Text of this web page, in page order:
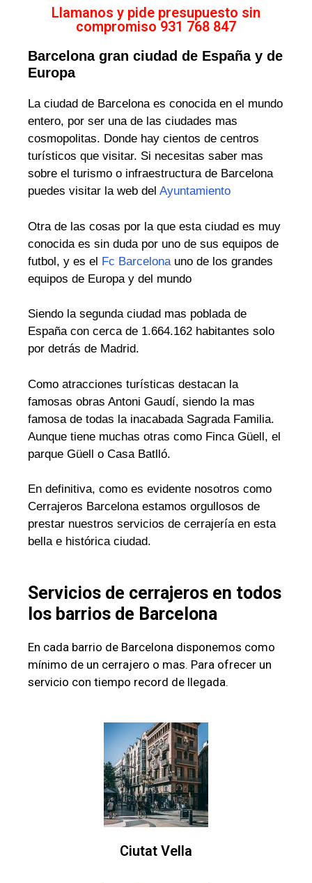
Llamanos y pide presupuesto sin
compromiso 931 768 847
Barcelona gran ciudad de España y de
Europa
La ciudad de Barcelona es conocida en el mundo
entero, por ser una de las ciudades mas
cosmopolitas. Donde hay cientos de centros
turísticos que visitar. Si necesitas saber mas
sobre el turismo o infraestructura de Barcelona
puedes visitar la web del Ayuntamiento
Otra de las cosas por la que esta ciudad es muy
conocida es sin duda por uno de sus equipos de
futbol, y es el Fc Barcelonauno de los grandes
equipos de Europa y del mundo
Siendo la segunda ciudad mas poblada de
España con cerca de 1.664.162 habitantes solo
por detrás de Madrid.
Como atracciones turísticas destacan la
famosas obras Antoni Gaudí, siendo la mas
famosa de todas la inacabada Sagrada Familia.
Aunque tiene muchas otras como Finca Güell, el
parque Güell o Casa Batlló.
En definitiva, como es evidente nosotros como
Cerrajeros Barcelona estamos orgullosos de
prestar nuestros servicios de cerrajería en esta
bella e histórica ciudad.
Servicios de cerrajeros en todos
los barrios de Barcelona
En cada barrio de Barcelona disponemos como
mínimo de un cerrajero o mas. Para ofrecer un
servicio con tiempo record de llegada.
Ciutat Vella